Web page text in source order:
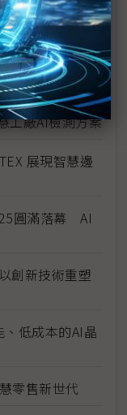
2025展 AI儲存
發展量子運算生
工廠AI檢測方案
展現智慧邊
圓滿落幕 AI
創新技術重塑
低成本的AI晶
零售新世代